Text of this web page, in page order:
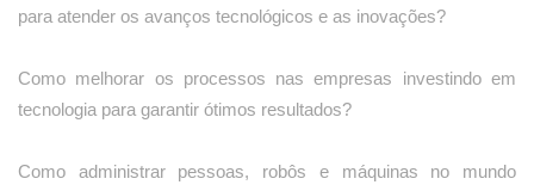
para atender os avanços tecnológicos e as inovações?
Como melhorar os processos nas empresas investindo em
tecnologia para garantir ótimos resultados?
Como administrar pessoas, robôs e máquinas no mundo